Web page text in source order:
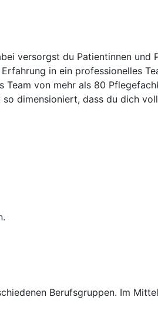
versorgst du Patientinnen und
in ein professionelles
von mehr als 80
dimensioniert, dass du dich
Berufsgruppen. Im